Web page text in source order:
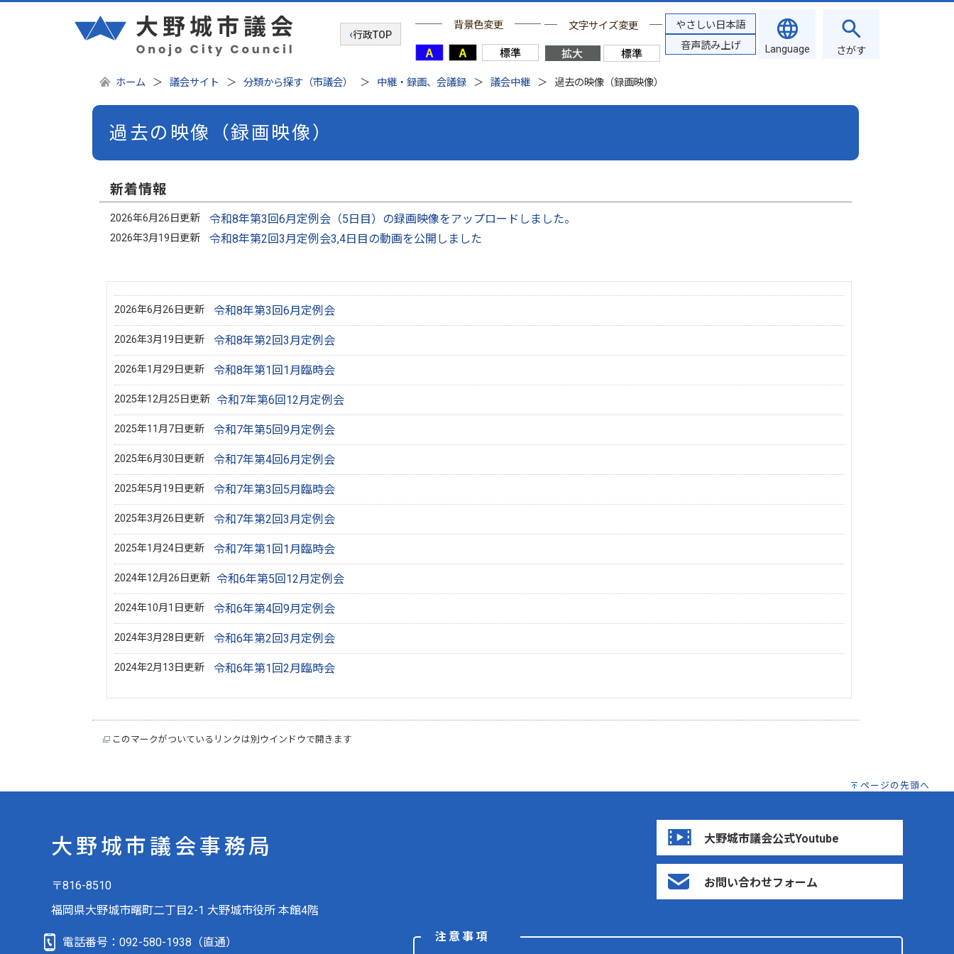
行政TOP
背景色変更 文字サイズ変更
やさしい日本語
音声読み上げ
Language さがす
ホーム 議会サイト 分類から探す（市議会） 中継・録画、会議録 議会中継 過去の映像（録画映像）
過去の映像（録画映像）
新着情報
2026年6月26日更新 令和8年第3回6月定例会（5日目）の録画映像をアップロードしました。
2026年3月19日更新 令和8年第2回3月定例会3,4日目の動画を公開しました
2026年6月26日更新 令和8年第3回6月定例会
2026年3月19日更新 令和8年第2回3月定例会
2026年1月29日更新 令和8年第1回1月臨時会
2025年12月25日更新 令和7年第6回12月定例会
2025年11月7日更新 令和7年第5回9月定例会
2025年6月30日更新 令和7年第4回6月定例会
2025年5月19日更新 令和7年第3回5月臨時会
2025年3月26日更新 令和7年第2回3月定例会
2025年1月24日更新 令和7年第1回1月臨時会
2024年12月26日更新 令和6年第5回12月定例会
2024年10月1日更新 令和6年第4回9月定例会
2024年3月28日更新 令和6年第2回3月定例会
2024年2月13日更新 令和6年第1回2月臨時会
このマークがついているリンクは別ウインドウで開きます
ページの先頭へ
大野城市議会事務局
〒816-8510
福岡県大野城市曙町二丁目2-1 大野城市役所 本館4階
電話番号： 092-580-1938 （直通）
大野城市議会公式Youtube
お問い合わせフォーム
注意事項